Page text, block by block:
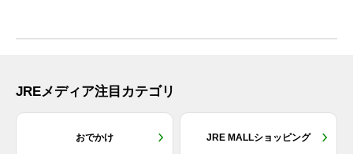
JREメディア注目カテゴリ
おでかけ JRE MALLショッピング